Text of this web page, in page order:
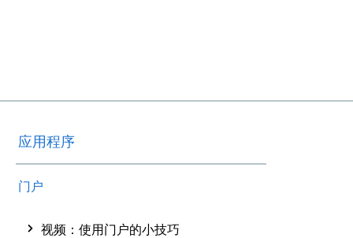
应用程序
门户
视频：使用门户的小技巧